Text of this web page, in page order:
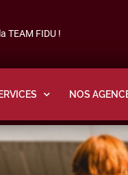
TEAM FIDU !
NOS